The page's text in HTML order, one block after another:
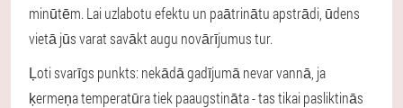
minūtēm. Lai uzlabotu efektu un paātrinātu apstrādi, ūdens
vietā jūs varat savākt augu novārījumus tur.
Ļoti svarīgs punkts: nekādā gadījumā nevar vannā, ja
ķermeņa temperatūra tiek paaugstināta - tas tikai pasliktinās